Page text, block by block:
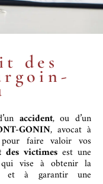
des
accident, ou d’un
GONIN, avocat à
faire valoir vos
victimesest une
qui vise à obtenir la
et à garantir une